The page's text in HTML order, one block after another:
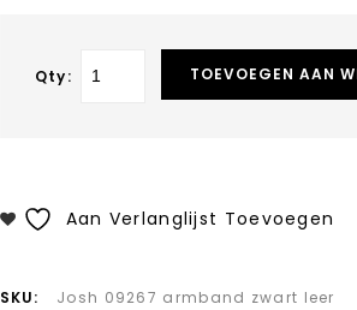
Qty: TOEVOEGEN AAN
Aan Verlanglijst Toevoegen
SKU: Josh 09267 armband zwart leer